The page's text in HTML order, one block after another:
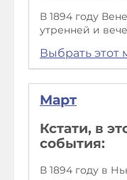
В 1894 году
утренней и
Выбрать этот
Март
Кстати, в
события:
В 1894 году в